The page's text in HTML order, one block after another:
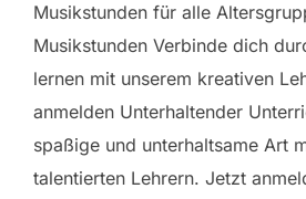
Musikstunden für alle
Musikstunden Verbinde dich
lernen mit unserem kreativen
anmelden Unterhaltender
spaßige und unterhaltsame Art
talentierten Lehrern. Jetzt